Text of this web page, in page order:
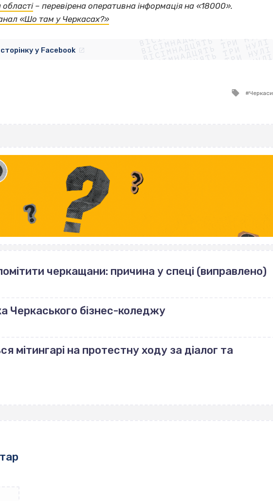
– перевірена оперативна інформація на «18000».
«Шо там у Черкасах?» ВІСІМНАДЦЯТЬ ТРИ НУЛІ
ВІСІМНАДЦЯТЬ ТРИ НУЛІ
ВІСІМНАДЦЯТЬ ТРИ НУЛІ
ВІСІМНАДЦЯТЬ ТРИ НУЛІ
ВІСІМНАДЦЯТЬ ТРИ НУЛІ
ВІСІМНАДЦЯТЬ ТРИ НУЛІ
ВІСІМНАДЦЯТЬ ТРИ НУЛІ
ВІСІМНАДЦЯТЬ ТРИ НУЛІ
у Facebook
Tagged
Черкаси
черкащани: причина у спеці (виправлено)
Черкаського бізнес-коледжу
мітингарі на протестну ходу за діалог та